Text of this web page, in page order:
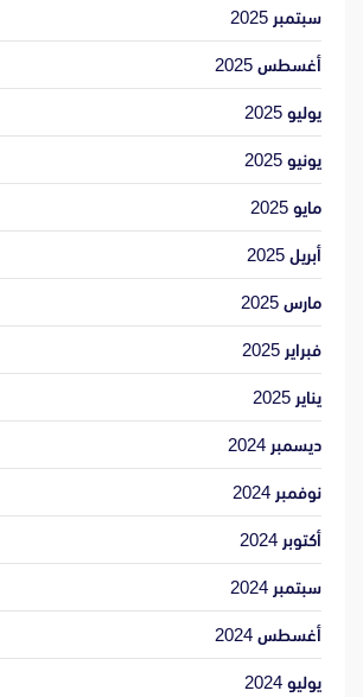
سبتمبر 2025
أغسطس 2025
يوليو 2025
يونيو 2025
مايو 2025
أبريل 2025
مارس 2025
فبراير 2025
يناير 2025
ديسمبر 2024
نوفمبر 2024
أكتوبر 2024
سبتمبر 2024
أغسطس 2024
يوليو 2024